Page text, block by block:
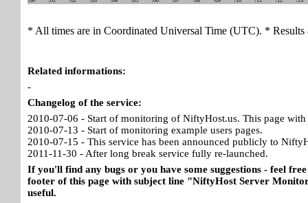
* All times are in Coordinated Universal Time (UTC). * Results
Related informations:
-
Changelog of the service:
2010-07-06 - Start of monitoring of NiftyHost.us. This page
2010-07-13 - Start of monitoring example users pages.
2010-07-15 - This service has been announced publicly to
2011-11-30 - After long break service fully re-launched.
If you'll find any bugs or you have some suggestions - feel
footer of this page with subject line "NiftyHost Server
useful.